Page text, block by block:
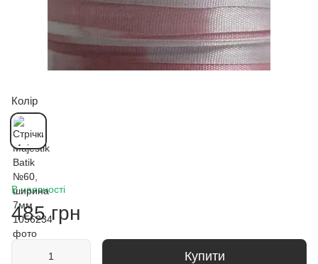
Колір
В наявності
485 грн
Купити